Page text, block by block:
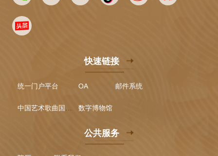
快速链接
统一门户平台 OA 邮件系统
数字博物馆
公共服务